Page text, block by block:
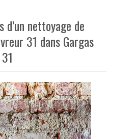
d’un nettoyage de
31 dans Gargas